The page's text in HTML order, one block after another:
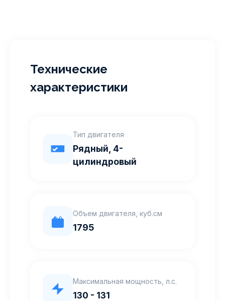
Технические
характеристики
Тип двигателя
Рядный, 4-
цилиндровый
Объем двигателя, куб.см
1795
Максимальная мощность, л.с.
130 - 131